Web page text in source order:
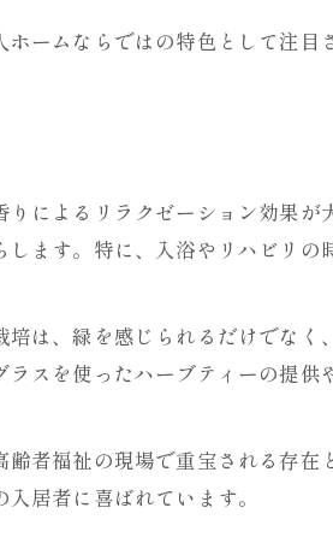
選定のコツ
定で重視される理由解説
ングラスの見極め方紹介
敗しない施設選定術
たらす満足度向上の秘密
る快適な生活環境とは
レモングラスの発想法
ームならではの特色として注目
によるリラクゼーション効果
ます。特に、入浴やリハビリの
は、緑を感じられるだけでな
スを使ったハーブティーの提
者福祉の現場で重宝される存
居者に喜ばれています。
はこちら